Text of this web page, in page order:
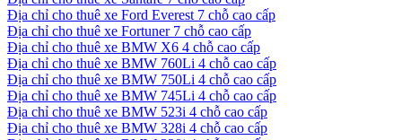
Địa chỉ cho thuê xe Ford Everest 7 chỗ cao cấp
Địa chỉ cho thuê xe Fortuner 7 chỗ cao cấp
Địa chỉ cho thuê xe BMW X6 4 chỗ cao cấp
Địa chỉ cho thuê xe BMW 760Li 4 chỗ cao cấp
Địa chỉ cho thuê xe BMW 750Li 4 chỗ cao cấp
Địa chỉ cho thuê xe BMW 745Li 4 chỗ cao cấp
Địa chỉ cho thuê xe BMW 523i 4 chỗ cao cấp
Địa chỉ cho thuê xe BMW 328i 4 chỗ cao cấp